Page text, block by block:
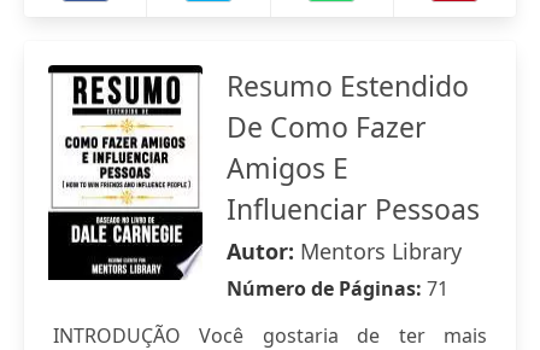
Resumo Estendido
De Como Fazer
Amigos E
Influenciar Pessoas
Autor: Mentors Library
Número de Páginas: 71
INTRODUÇÃO Você gostaria de ter mais